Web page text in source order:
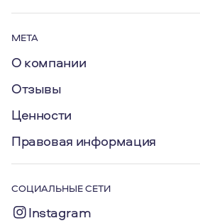
МЕТА
О компании
Отзывы
Ценности
Правовая информация
СОЦИАЛЬНЫЕ СЕТИ
Instagram